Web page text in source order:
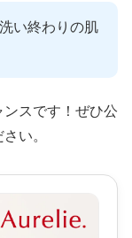
い終わりの肌
スです！ぜひ公
い。